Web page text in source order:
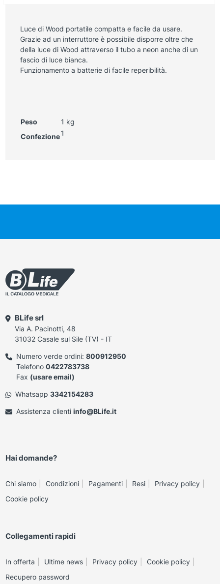
Luce di Wood portatile compatta e facile da usare.
Grazie ad un interruttore è possibile disporre oltre che
della luce di Wood attraverso il tubo a neon anche di un
fascio di luce bianca.
Funzionamento a batterie di facile reperibilità.
Peso
1 kg
Confezione 1
BLife srl
Via A. Pacinotti, 48
31032 Casale sul Sile (TV) - IT
Numero verde ordini: 800912950
Telefono 0422783738
Fax (usare email)
Whatsapp 3342154283
Assistenza clienti info@BLife.it
Hai domande?
Chi siamo Condizioni Pagamenti Resi
Privacy policy
Cookie policy
Collegamenti rapidi
In offerta Ultime news Privacy policy
Cookie policy
Recupero password